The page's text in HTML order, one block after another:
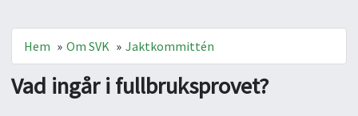
Hem » Om SVK » Jaktkommittén
Vad ingår i fullbruksprovet?